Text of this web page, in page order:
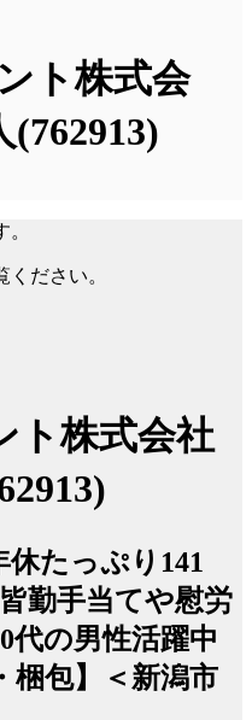
ト株式会
ださい。
ト株式会社
休たっぷり141
勤手当てや慰労
代の男性活躍中
梱包】＜新潟市